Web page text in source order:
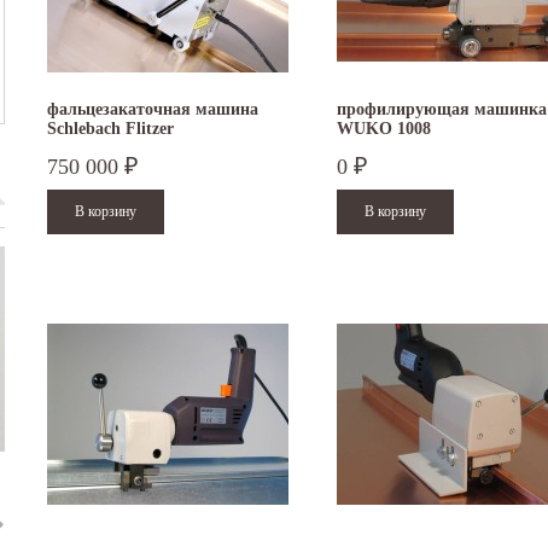
фальцезакаточная машина
Schlebach Flitzer
750 000 ₽
профилирующая машинка
WUKO 1008
0 ₽